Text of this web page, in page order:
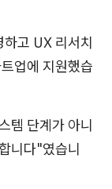
고 UX 리서치
업에 지원했습
템 단계가 아니
니다"였습니